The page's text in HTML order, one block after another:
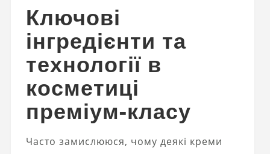
Ключові
інгредієнти та
технології в
косметиці
преміум-класу
Часто замислююся, чому деякі креми